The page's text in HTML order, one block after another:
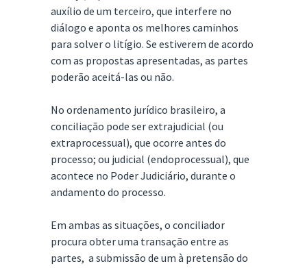
auxílio de um terceiro, que interfere no
diálogo e aponta os melhores caminhos
para solver o litígio. Se estiverem de acordo
com as propostas apresentadas, as partes
poderão aceitá-las ou não.
No ordenamento jurídico brasileiro, a
conciliação pode ser extrajudicial (ou
extraprocessual), que ocorre antes do
processo; ou judicial (endoprocessual), que
acontece no Poder Judiciário, durante o
andamento do processo.
Em ambas as situações, o conciliador
procura obter uma transação entre as
partes, a submissão de um à pretensão do